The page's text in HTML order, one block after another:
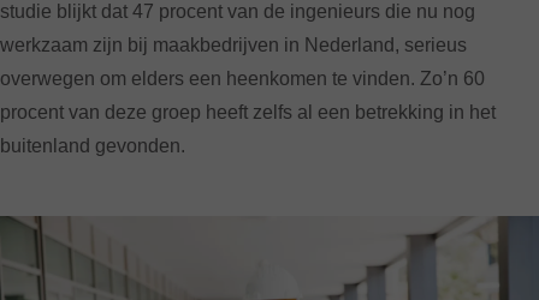
studie blijkt dat 47 procent van de ingenieurs die nu nog
werkzaam zijn bij maakbedrijven in Nederland, serieus
overwegen om elders een heenkomen te vinden. Zo’n 60
procent van deze groep heeft zelfs al een betrekking in het
buitenland gevonden.